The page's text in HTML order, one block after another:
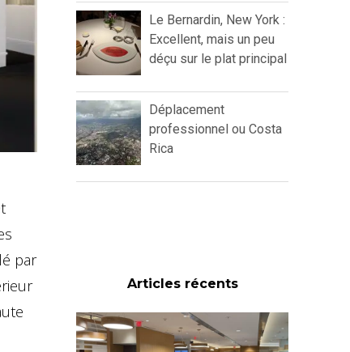
par
Le Bernardin, New York :
Excellent, mais un peu
déçu sur le plat principal
Déplacement
professionnel ou Costa
Rica
Articles récents